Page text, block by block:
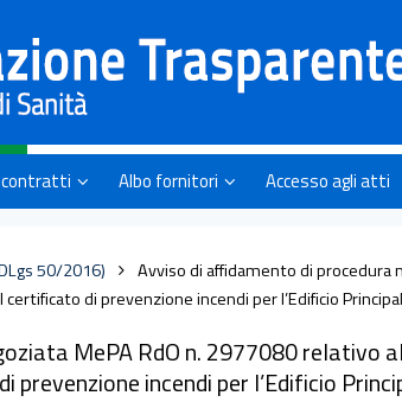
contratti Albo fornitori Accesso agli atti
50/2016)
Avviso di affidamento di procedura
di prevenzione incendi per l’Edificio
MePA RdO n. 2977080 relativo
incendi per l’Edificio